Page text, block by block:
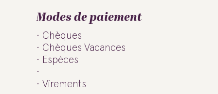
Modes de paiement
Chèques
Chèques Vacances
Espèces
Virements